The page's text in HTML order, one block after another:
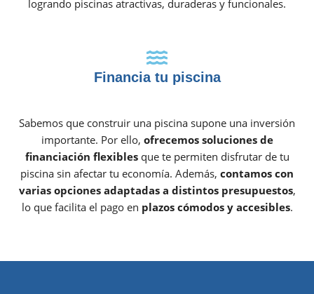
logrando piscinas atractivas, duraderas y funcionales.
Financia tu piscina
Sabemos que construir una piscina supone una inversión
importante. Por ello, ofrecemos soluciones de
financiación flexiblesque te permiten disfrutar de tu
piscina sin afectar tu economía. Además, contamos con
varias opciones adaptadas a distintos presupuestos,
lo que facilita el pago en plazos cómodos y accesibles.